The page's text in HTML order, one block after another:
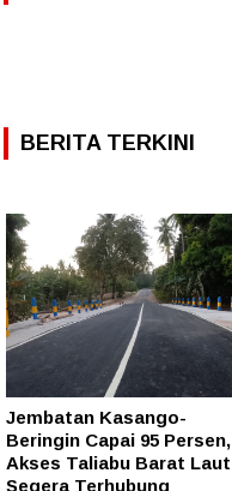
BERITA TERKINI
Jembatan Kasango-
Beringin Capai 95 Persen,
Akses Taliabu Barat Laut
Segera Terhubung